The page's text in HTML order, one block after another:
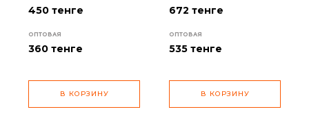
450 тенге
ОПТОВАЯ
360 тенге
В КОРЗИНУ
672 тенге
ОПТОВАЯ
535 тенге
В КОРЗИНУ